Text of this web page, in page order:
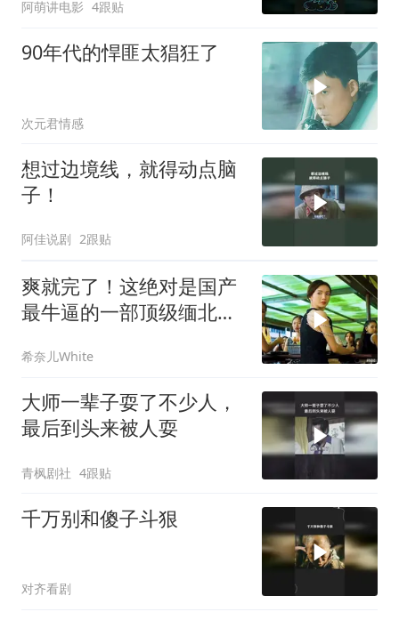
阿萌讲电影 4跟贴
90年代的悍匪太猖狂了
次元君情感
想过边境线，就得动点脑
子！
阿佳说剧 2跟贴
爽就完了！这绝对是国产
最牛逼的一部顶级缅北犯
希奈儿White
大师一辈子耍了不少人，
最后到头来被人耍
青枫剧社 4跟贴
千万别和傻子斗狠
对齐看剧